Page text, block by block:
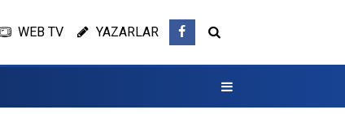
WEB TV YAZARLAR